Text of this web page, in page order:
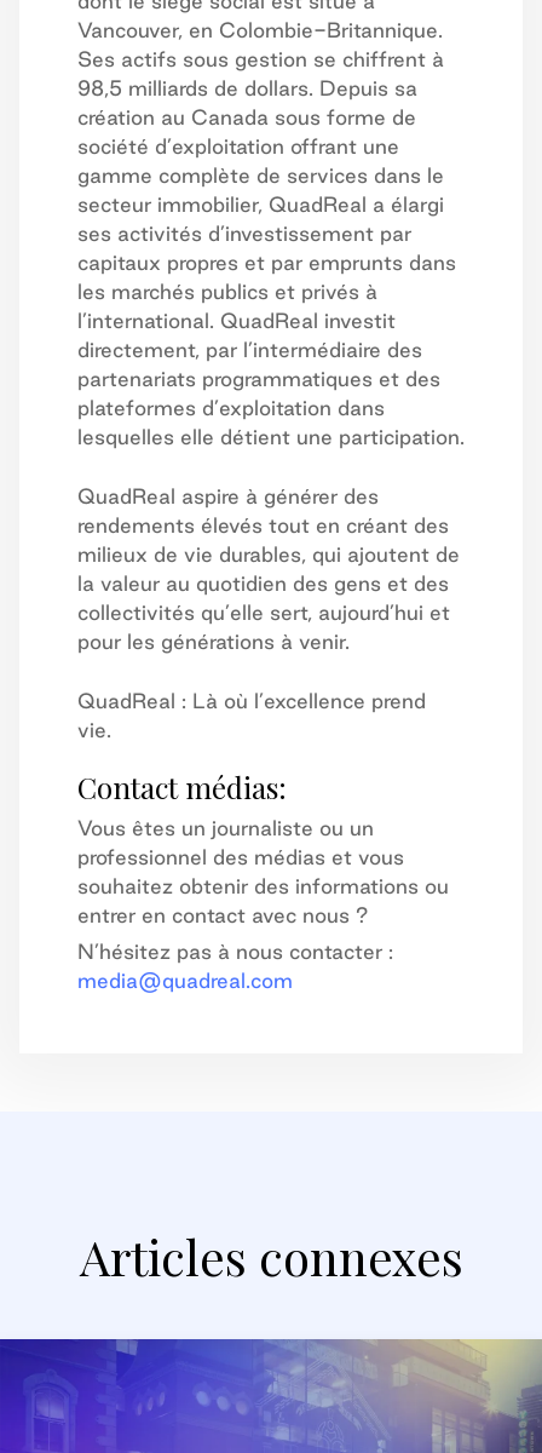
Vancouver, en Colombie-Britannique.
Ses actifs sous gestion se chiffrent à
98,5 milliards de dollars. Depuis sa
création au Canada sous forme de
société d’exploitation offrant une
gamme complète de services dans le
secteur immobilier, QuadReal a élargi
ses activités d’investissement par
capitaux propres et par emprunts dans
les marchés publics et privés à
l’international. QuadReal investit
directement, par l’intermédiaire des
partenariats programmatiques et des
plateformes d’exploitation dans
lesquelles elle détient une participation.
QuadReal aspire à générer des
rendements élevés tout en créant des
milieux de vie durables, qui ajoutent de
la valeur au quotidien des gens et des
collectivités qu’elle sert, aujourd’hui et
pour les générations à venir.
QuadReal : Là où l’excellence prend
vie.
Contact médias:
Vous êtes un journaliste ou un
professionnel des médias et vous
souhaitez obtenir des informations ou
entrer en contact avec nous ?
N’hésitez pas à nous contacter :
media@quadreal.com
Articles connexes